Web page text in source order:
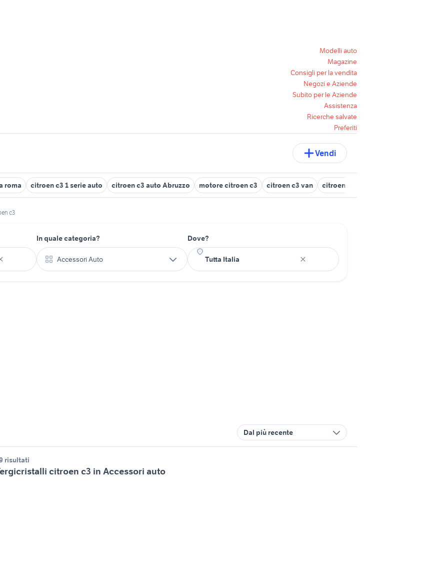
Modelli auto
Magazine
Consigli per la vendita
Negozi e Aziende
Subito per le Aziende
Assistenza
Ricerche salvate
Preferiti
Vendi
roma citroen c3 1 serie auto citroen c3 auto Abruzzo motore citroen c3 citroen c3 van citroen ami 8
c3
In quale categoria?
Accessori Auto
Dove?
Dal più recente
risultati
citroen c3 in Accessori auto